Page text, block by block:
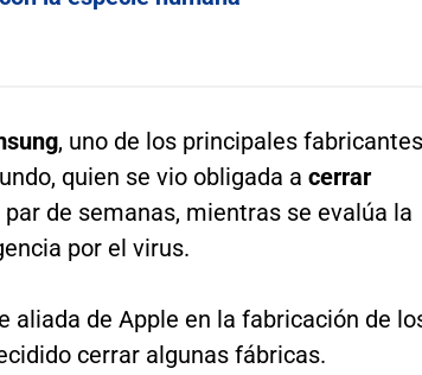
, uno de los principales fabricantes
quien se vio obligada a cerrar
de semanas, mientras se evalúa la
por el virus.
aliada de Apple en la fabricación de
cerrar algunas fábricas.